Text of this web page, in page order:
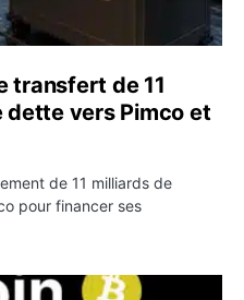
transfert de 11
dette vers Pimco et
de 11 milliards de
pour financer ses
pendant que les